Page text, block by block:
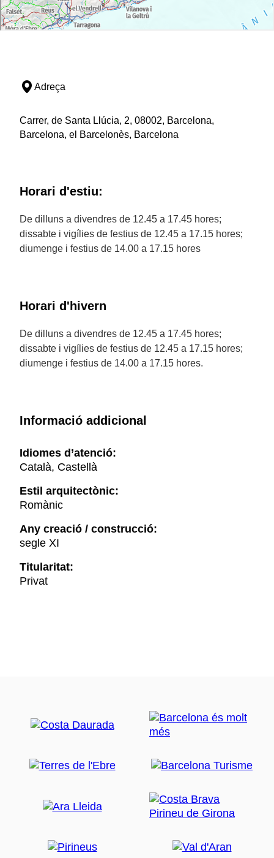
Adreça
Carrer, de Santa Llúcia, 2, 08002, Barcelona,
Barcelona, el Barcelonès, Barcelona
Horari d'estiu:
De dilluns a divendres de 12.45 a 17.45 hores;
dissabte i vigílies de festius de 12.45 a 17.15 hores;
diumenge i festius de 14.00 a 17.15 hores
Horari d'hivern
De dilluns a divendres de 12.45 a 17.45 hores;
dissabte i vigílies de festius de 12.45 a 17.15 hores;
diumenge i festius de 14.00 a 17.15 hores.
Informació addicional
Idiomes d’atenció:
Català, Castellà
Estil arquitectònic:
Romànic
Any creació / construcció:
segle XI
Titularitat:
Privat